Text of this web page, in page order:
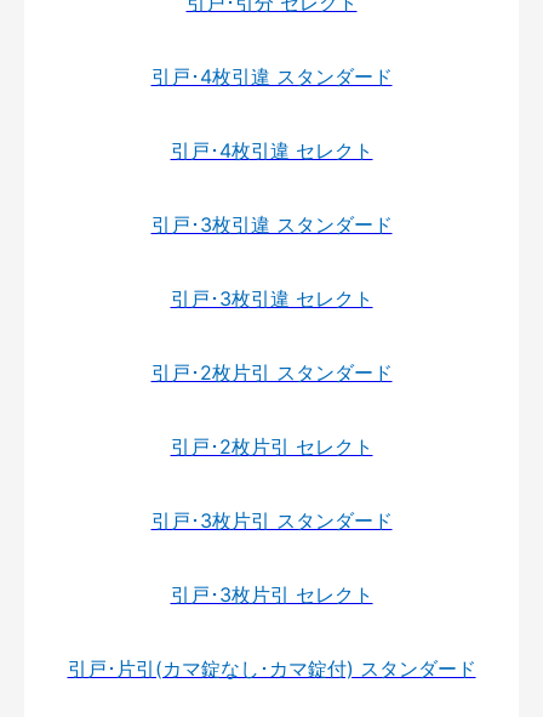
引戸･4枚引違 スタンダード
引戸･4枚引違 セレクト
引戸･3枚引違 スタンダード
引戸･3枚引違 セレクト
引戸･2枚片引 スタンダード
引戸･2枚片引 セレクト
引戸･3枚片引 スタンダード
引戸･3枚片引 セレクト
引戸･片引(カマ錠なし･カマ錠付) スタンダード